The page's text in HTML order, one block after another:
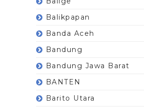
Balikpapan
Banda Aceh
Bandung
Bandung Jawa Barat
BANTEN
Barito Utara